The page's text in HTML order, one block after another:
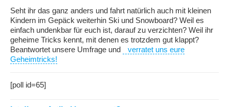
Seht ihr das ganz anders und fahrt natürlich auch mit kleinen
Kindern im Gepäck weiterhin Ski und Snowboard? Weil es
einfach undenkbar für euch ist, darauf zu verzichten? Weil ihr
geheime Tricks kennt, mit denen es trotzdem gut klappt?
Beantwortet unsere Umfrage und
verratet uns eure
Geheimtricks!
[poll id=65]